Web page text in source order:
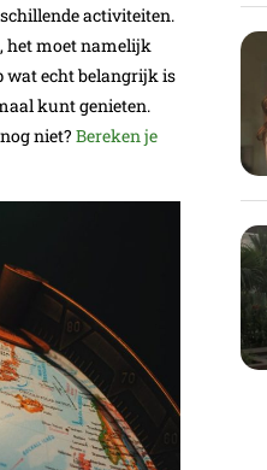
activiteiten.
het moet namelijk
wat echt belangrijk is
kunt genieten.
niet? Bereken je